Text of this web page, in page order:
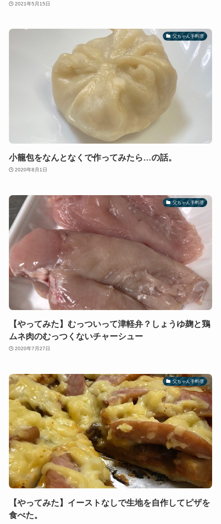
2021年5月15日
父ちゃん手料理
小籠包をなんとなくで作ってみたら…の話。
2020年8月1日
父ちゃん手料理
【やってみた】むっついって津軽弁？しょうゆ麹と鶏
ムネ肉のむっつくないチャーシュー
2020年7月27日
父ちゃん手料理
【やってみた】イーストなしで生地を自作してピザを
食べた。